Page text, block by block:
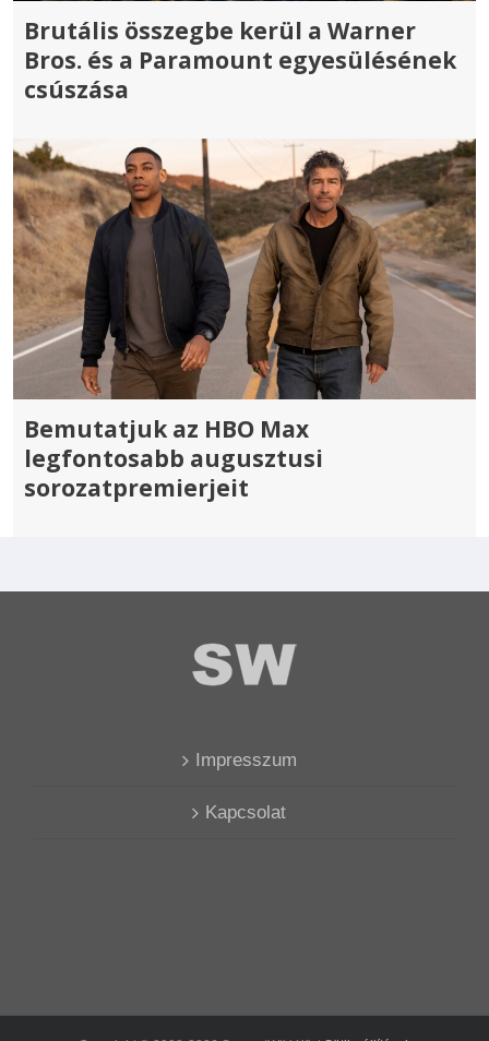
Brutális összegbe kerül a Warner
Bros. és a Paramount egyesülésének
csúszása
Bemutatjuk az HBO Max
legfontosabb augusztusi
sorozatpremierjeit
Impresszum
Kapcsolat